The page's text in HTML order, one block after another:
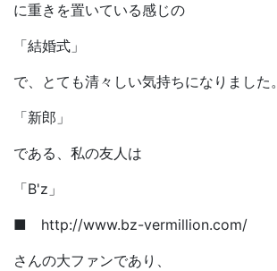
に重きを置いている感じの
「結婚式」
で、とても清々しい気持ちになりました。
「新郎」
である、私の友人は
「B'z」
■ http://www.bz-vermillion.com/
さんの大ファンであり、